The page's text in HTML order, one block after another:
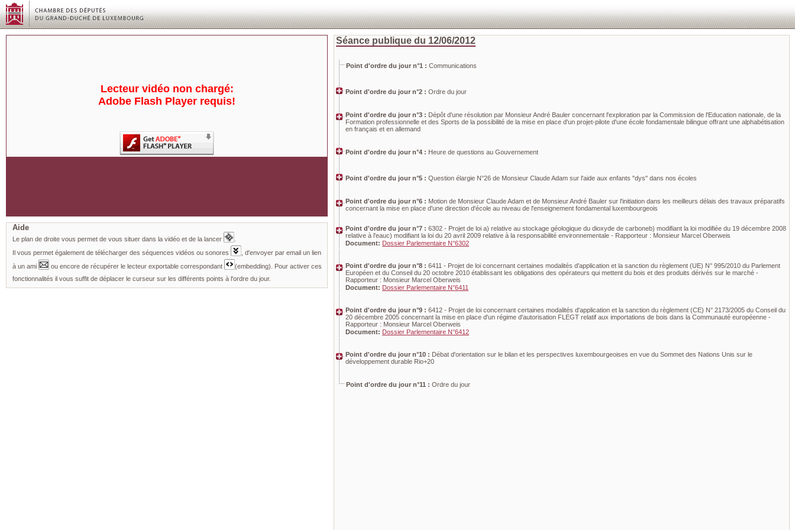
Lecteur vidéo non chargé:
Adobe Flash Player requis!
Aide
Le plan de droite vous permet de vous situer dans la vidéo et de la lancer
Il vous permet également de télécharger des séquences vidéos ou sonores
, d'envoyer par email un lien
à un ami
ou encore de récupérer le lecteur exportable correspondant
(embedding). Pour activer ces
fonctionnalités il vous suffit de déplacer le curseur sur les différents points à l'ordre du jour.
Séance publique du 12/06/2012
Point d'ordre du jour n°1 : Communications
Point d'ordre du jour n°2 : Ordre du jour
Point d'ordre du jour n°3 : Dépôt d'une résolution par Monsieur André Bauler concernant l'exploration par la Commission de l'Education nationale, de la
Formation professionnelle et des Sports de la possibilité de la mise en place d'un projet-pilote d'une école fondamentale bilingue offrant une alphabétisation
en français et en allemand
Point d'ordre du jour n°4 : Heure de questions au Gouvernement
Point d'ordre du jour n°5 : Question élargie N°26 de Monsieur Claude Adam sur l'aide aux enfants "dys" dans nos écoles
Point d'ordre du jour n°6 : Motion de Monsieur Claude Adam et de Monsieur André Bauler sur l'initiation dans les meilleurs délais des travaux préparatifs
concernant la mise en place d'une direction d'école au niveau de l'enseignement fondamental luxembourgeois
Point d'ordre du jour n°7 : 6302 - Projet de loi a) relative au stockage géologique du dioxyde de carboneb) modifiant la loi modifiée du 19 décembre 2008
relative à l'eauc) modifiant la loi du 20 avril 2009 relative à la responsabilité environnementale - Rapporteur : Monsieur Marcel Oberweis
Document: Dossier Parlementaire N°6302
Point d'ordre du jour n°8 : 6411 - Projet de loi concernant certaines modalités d'application et la sanction du règlement (UE) N° 995/2010 du Parlement
Européen et du Conseil du 20 octobre 2010 établissant les obligations des opérateurs qui mettent du bois et des produits dérivés sur le marché -
Rapporteur : Monsieur Marcel Oberweis
Document: Dossier Parlementaire N°6411
Point d'ordre du jour n°9 : 6412 - Projet de loi concernant certaines modalités d'application et la sanction du règlement (CE) N° 2173/2005 du Conseil du
20 décembre 2005 concernant la mise en place d'un régime d'autorisation FLEGT relatif aux importations de bois dans la Communauté européenne -
Rapporteur : Monsieur Marcel Oberweis
Document: Dossier Parlementaire N°6412
Point d'ordre du jour n°10 : Débat d'orientation sur le bilan et les perspectives luxembourgeoises en vue du Sommet des Nations Unis sur le
développement durable Rio+20
Point d'ordre du jour n°11 : Ordre du jour